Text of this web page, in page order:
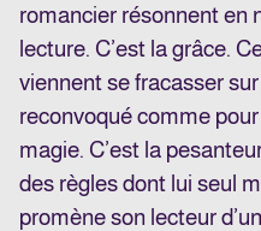
romancier résonnent en
lecture. C’est la grâce.
viennent se fracasser sur
reconvoqué comme
magie. C’est la
des règles dont lui seul
promène son lecteur